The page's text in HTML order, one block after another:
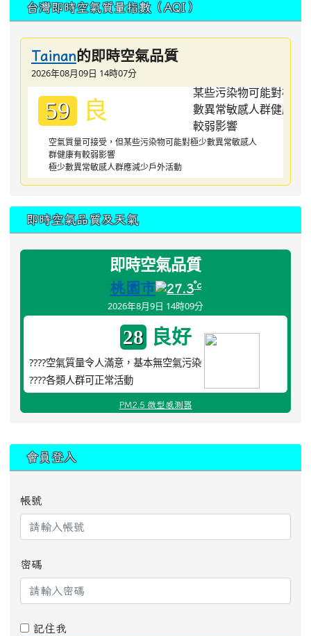
台灣即時空氣質量指數（AQI）
Tainan的即時空氣品質
2026年08月09日 14時07分
59 良
空氣質量可接受，但某些污染物可能對極少數異常敏感人
群健康有較弱影響
極少數異常敏感人群應減少戶外活動
即時空氣品質及天氣
即時空氣品質
桃園市 27.3°c
2026年8月9日 14時09分
28 良好
????空氣質量令人滿意，基本無空氣污染
????各類人群可正常活動
PM2.5 微型感測器
會員登入
帳號
密碼
記住我